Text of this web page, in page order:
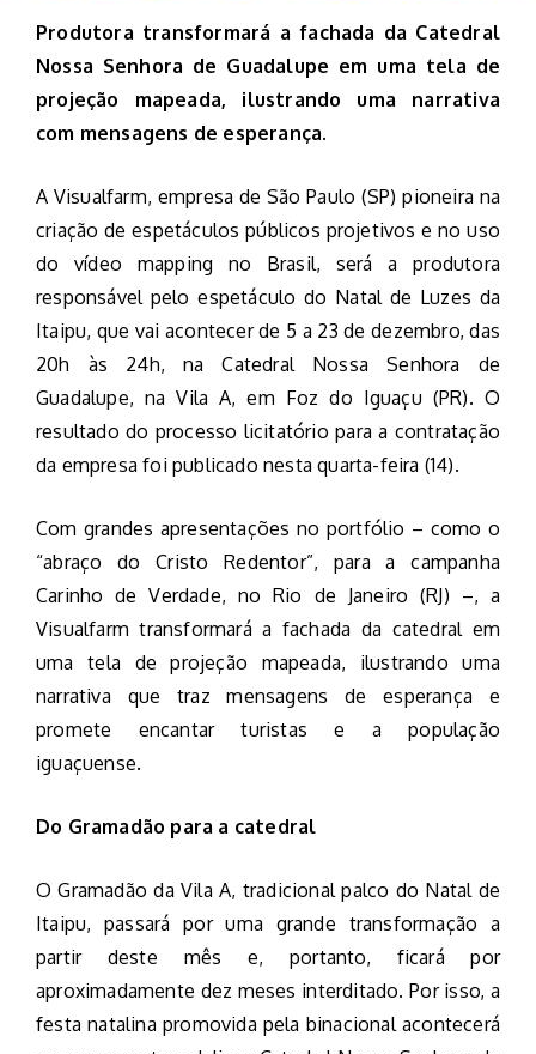
Produtora transformará a fachada da Catedral
Nossa Senhora de Guadalupe em uma tela de
projeção mapeada, ilustrando uma narrativa
com mensagens de esperança.
A Visualfarm, empresa de São Paulo (SP) pioneira na
criação de espetáculos públicos projetivos e no uso
do vídeo mapping no Brasil, será a produtora
responsável pelo espetáculo do Natal de Luzes da
Itaipu, que vai acontecer de 5 a 23 de dezembro, das
20h às 24h, na Catedral Nossa Senhora de
Guadalupe, na Vila A, em Foz do Iguaçu (PR). O
resultado do processo licitatório para a contratação
da empresa foi publicado nesta quarta-feira (14).
Com grandes apresentações no portfólio – como o
“abraço do Cristo Redentor”, para a campanha
Carinho de Verdade, no Rio de Janeiro (RJ) –, a
Visualfarm transformará a fachada da catedral em
uma tela de projeção mapeada, ilustrando uma
narrativa que traz mensagens de esperança e
promete encantar turistas e a população
iguaçuense.
Do Gramadão para a catedral
O Gramadão da Vila A, tradicional palco do Natal de
Itaipu, passará por uma grande transformação a
partir deste mês e, portanto, ficará por
aproximadamente dez meses interditado. Por isso, a
festa natalina promovida pela binacional acontecerá